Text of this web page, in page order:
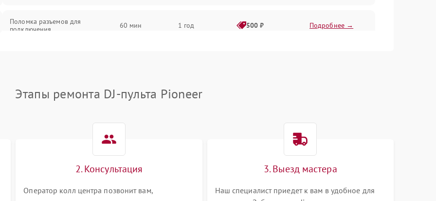
Поломка разъемов для
подключения
60 мин 1 год 500 ₽ Подробнее →
Поломка системы автоматического
короткого замыкания
Этапы ремонта DJ-пульта Pioneer
2. Консультация
Оператор колл центра позвонит вам,
3. Выезд мастера
Наш специалист приедет к вам в удобное для